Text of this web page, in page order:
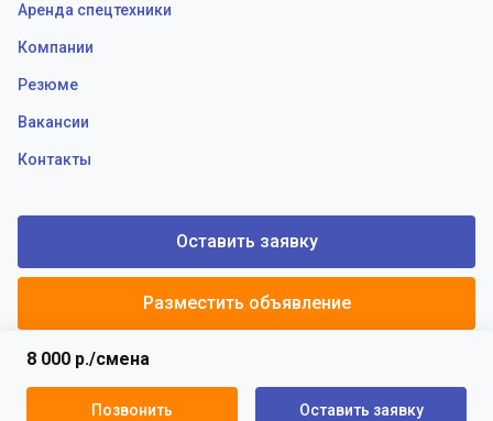
8 000 р./смена
Позвонить Оставить заявку
Аренда спецтехники
Компании
Резюме
Вакансии
Контакты
Оставить заявку
Разместить объявление
Политики конфиденциальности
Пользовательское соглашение